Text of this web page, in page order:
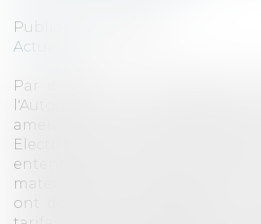
Publié le :
Actualités
Par décision n° 24-D-09 du 29
l'Autorité de la concurrence
amende de 470 millions
Electric, Legrand, Rexel et
ententes sur les prix dans
matériel électrique basse
ont détourné un système de «